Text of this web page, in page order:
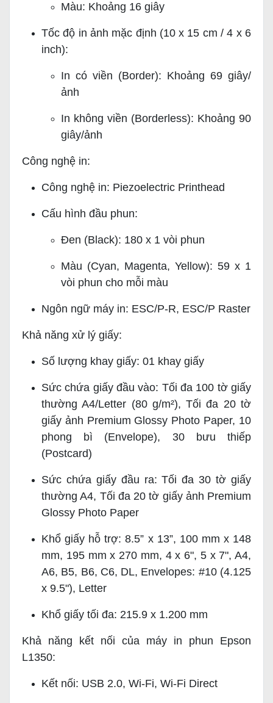
Màu: Khoảng 16 giây
Tốc độ in ảnh mặc định (10 x 15 cm / 4 x 6
inch):
In có viền (Border): Khoảng 69 giây/
ảnh
In không viền (Borderless): Khoảng 90
giây/ảnh
Công nghệ in:
Công nghệ in: Piezoelectric Printhead
Cấu hình đầu phun:
Đen (Black): 180 x 1 vòi phun
Màu (Cyan, Magenta, Yellow): 59 x 1
vòi phun cho mỗi màu
Ngôn ngữ máy in: ESC/P-R, ESC/P Raster
Khả năng xử lý giấy:
Số lượng khay giấy: 01 khay giấy
Sức chứa giấy đầu vào: Tối đa 100 tờ giấy
thường A4/Letter (80 g/m²), Tối đa 20 tờ
giấy ảnh Premium Glossy Photo Paper, 10
phong bì (Envelope), 30 bưu thiếp
(Postcard)
Sức chứa giấy đầu ra: Tối đa 30 tờ giấy
thường A4, Tối đa 20 tờ giấy ảnh Premium
Glossy Photo Paper
Khổ giấy hỗ trợ: 8.5” x 13”, 100 mm x 148
mm, 195 mm x 270 mm, 4 x 6", 5 x 7", A4,
A6, B5, B6, C6, DL, Envelopes: #10 (4.125
x 9.5"), Letter
Khổ giấy tối đa: 215.9 x 1.200 mm
Khả năng kết nối của máy in phun Epson
L1350:
Kết nối: USB 2.0, Wi-Fi, Wi-Fi Direct